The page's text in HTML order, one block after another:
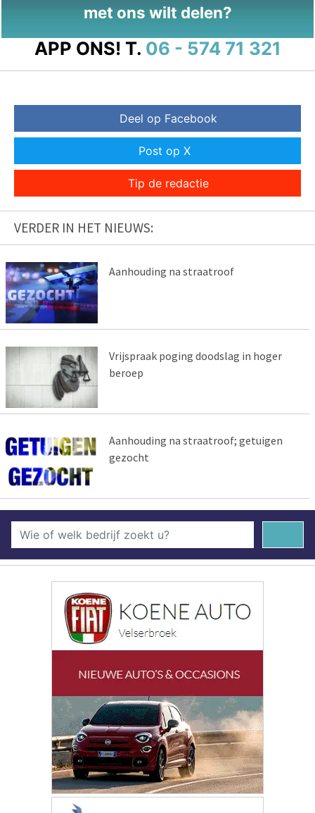
met ons wilt delen?
APP ONS! T. 06 - 574 71 321
Deel op Facebook
Post op X
Tip de redactie
VERDER IN HET NIEUWS:
Aanhouding na straatroof
Vrijspraak poging doodslag in hoger
beroep
Aanhouding na straatroof; getuigen
gezocht